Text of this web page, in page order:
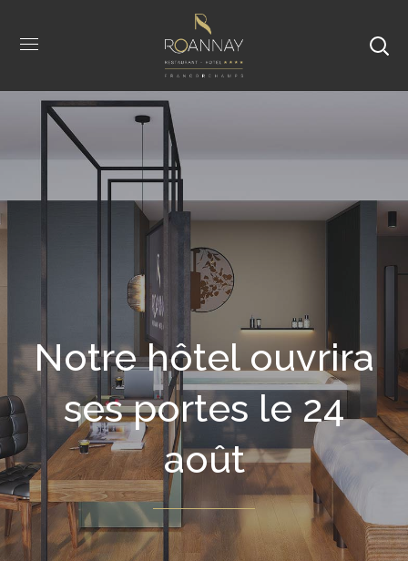
Notre hôtel ouvrira
ses portes le 24
août